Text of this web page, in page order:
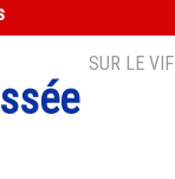
SUR LE VIF